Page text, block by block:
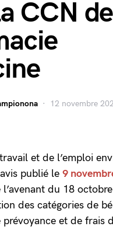
CCN
12 novembre
et de l’emploi
publié le 9
du 18
des catégories de
prévoyance et de frais